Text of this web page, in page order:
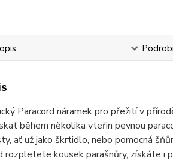
Paracord náramek pro přežití v
během několika vteřin pevnou
ať už jako škrtidlo, nebo pomocná
rozpletete kousek parašnůry, získáte i